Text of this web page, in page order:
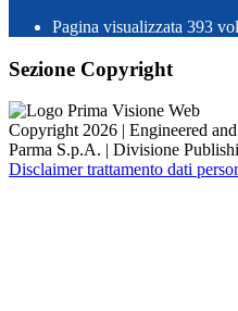
Pagina visualizzata 393
Sezione Copyright
Copyright 2026 | Engineered
Parma S.p.A. | Divisione
Disclaimer trattamento dati